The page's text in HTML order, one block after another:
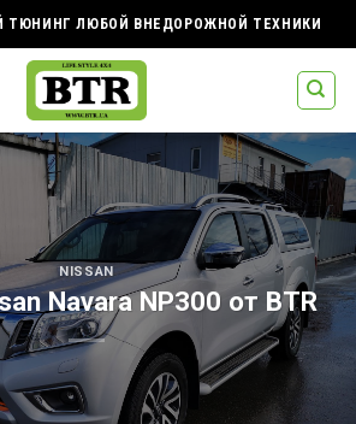
ТЮНИНГ ЛЮБОЙ ВНЕДОРОЖНОЙ ТЕХНИКИ
NISSAN
Navara NP300 от BTR